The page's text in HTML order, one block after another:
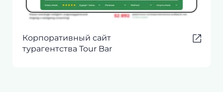
Корпоративный сайт
турагентства Tour Bar